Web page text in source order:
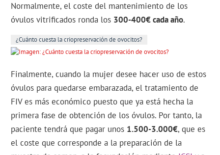
Normalmente, el coste del mantenimiento de los
óvulos vitrificados ronda los 300-400€ cada año.
¿Cuánto cuesta la criopreservación de ovocitos?
Finalmente, cuando la mujer desee hacer uso de estos
óvulos para quedarse embarazada, el tratamiento de
FIV es más económico puesto que ya está hecha la
primera fase de obtención de los óvulos. Por tanto, la
paciente tendrá que pagar unos 1.500-3.000€, que es
el coste que corresponde a la preparación de la